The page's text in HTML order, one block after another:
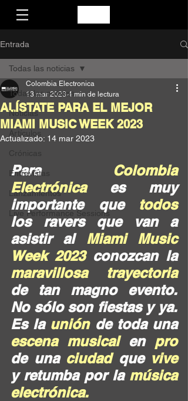
Entrada
Todas las noticias
Noticias
Artículos
Entrevistas
Lanzamientos
Live Performance Sessions
Todas las noticias
ALÍSTATE PARA EL MEJOR
MIAMI MUSIC WEEK 2023
Colombia Electronica
13 mar 2023 4 min de lectura
Actualizado: 14 mar 2023
Para Colombia
Electrónica es muy
importante que todos
los ravers que van a
asistir al Miami Music
Week 2023
conozcan la
maravillosa trayectoria
de tan magno evento.
No sólo son fiestas y ya.
Es la unión
de toda una
escena musical en pro
de una ciudad que
vive
y retumba por la música
electrónica.